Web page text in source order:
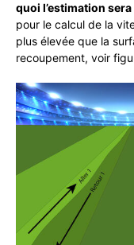
quoi l’estimation
pour le calcul de la
plus élevée que la
recoupement, voir